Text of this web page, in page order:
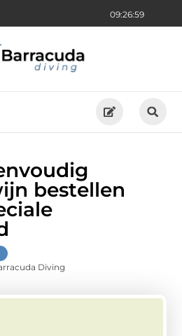
09:27:00
bestellen
Diving